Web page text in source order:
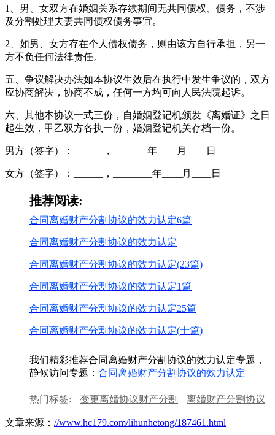
1、男、女双方在婚姻关系存续期间无共同债权、债务，不涉
及分割处理夫妻共同债权债务事宜。
2、如男、女方存在个人债权债务，则由该方自行承担，另一
方不负任何法律责任。
五、争议解决办法如本协议生效后在执行中发生争议的，双方
应协商解决，协商不成，任何一方均可向人民法院起诉。
六、其他本协议一式三份，自婚姻登记机颁发《离婚证》之日
起生效，甲乙双方各执一份，婚姻登记机关存档一份。
男方（签字）：______，_______年____月____日
女方（签字）：______，________年____月____日
推荐阅读:
合同离婚财产分割协议的效力认定6篇
合同离婚财产分割协议的效力认定
合同离婚财产分割协议的效力认定(23篇)
合同离婚财产分割协议的效力认定1篇
合同离婚财产分割协议的效力认定25篇
合同离婚财产分割协议的效力认定(十篇)
我们精彩推荐合同离婚财产分割协议的效力认定专题，
静候访问专题： 合同离婚财产分割协议的效力认定
热门标签: 变更离婚协议财产分割
离婚财产分割协议
离婚财产分割协议书范本
离婚后再次签订财产分割协
文章来源： //www.hc179.com/lihunhetong/187461.html